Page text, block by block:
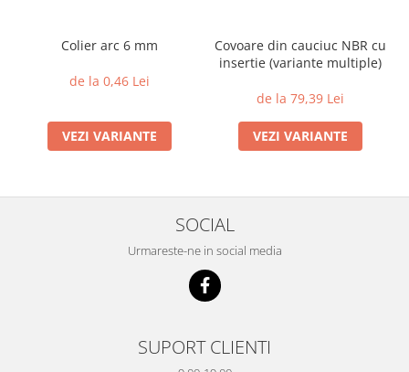
Colier arc 6 mm
de la 0,46 Lei
VEZI VARIANTE
Covoare din cauciuc NBR cu
insertie (variante multiple)
de la 79,39 Lei
VEZI VARIANTE
SOCIAL
Urmareste-ne in social media
SUPORT CLIENTI